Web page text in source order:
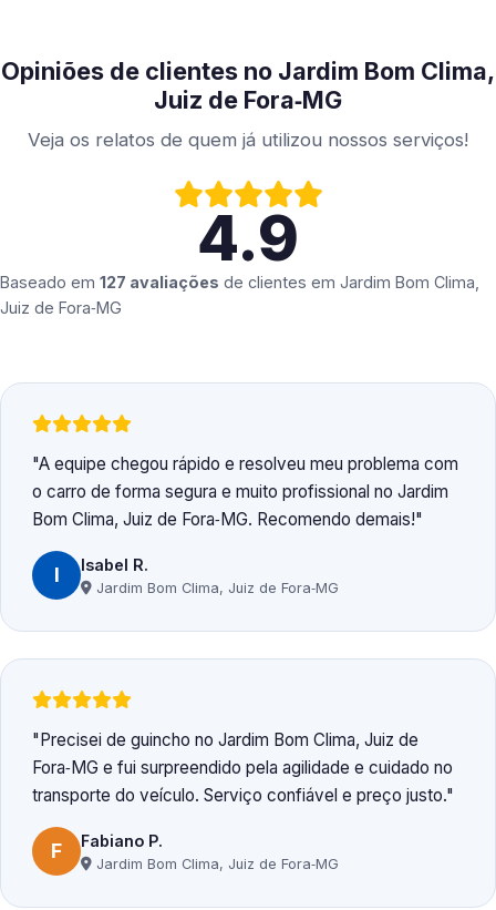
Opiniões de clientes no Jardim Bom Clima,
Juiz de Fora‑MG
Veja os relatos de quem já utilizou nossos serviços!
4.9
Baseado em 127 avaliações de clientes em Jardim Bom Clima,
Juiz de Fora‑MG
A equipe chegou rápido e resolveu meu problema com
o carro de forma segura e muito profissional no Jardim
Bom Clima, Juiz de Fora‑MG. Recomendo demais!
I Isabel R.
Jardim Bom Clima, Juiz de Fora‑MG
Precisei de guincho no Jardim Bom Clima, Juiz de
Fora‑MG e fui surpreendido pela agilidade e cuidado no
transporte do veículo. Serviço confiável e preço justo.
F Fabiano P.
Jardim Bom Clima, Juiz de Fora‑MG